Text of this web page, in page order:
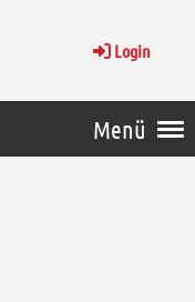
Login
Menü